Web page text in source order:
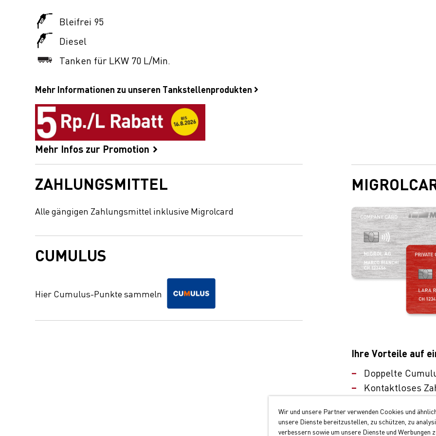
Bleifrei 95
Diesel
Tanken für LKW 70 L/Min.
Mehr Informationen zu unseren Tankstellenprodukten
Mehr Infos zur Promotion
ZAHLUNGSMITTEL
Alle gängigen Zahlungsmittel inklusive Migrolcard
CUMULUS
Hier Cumulus-Punkte sammeln
Ihre Vorteile auf
Doppelte
Kontaktloses
Jetzt Migrolcard
Wir und unsere Partner verwenden Cookies und
unsere Dienste bereitzustellen, zu schützen, zu
verbessern sowie um unsere Dienste und Werbungen